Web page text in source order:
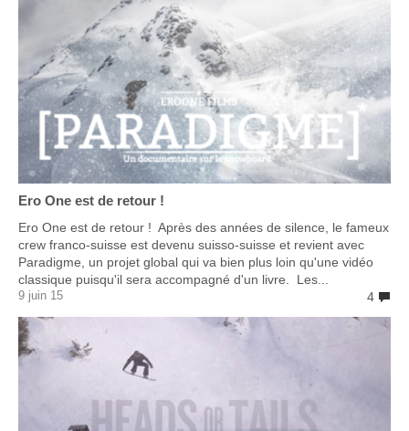
Ero One est de retour !
Ero One est de retour ! Après des années de silence, le fameux
crew franco-suisse est devenu suisso-suisse et revient avec
Paradigme, un projet global qui va bien plus loin qu'une vidéo
classique puisqu'il sera accompagné d'un livre. Les...
4
9 juin 15